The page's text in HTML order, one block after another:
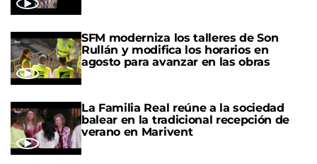
SFM moderniza los talleres de Son
Rullán y modifica los horarios en
agosto para avanzar en las obras
La Familia Real reúne a la sociedad
balear en la tradicional recepción de
verano en Marivent